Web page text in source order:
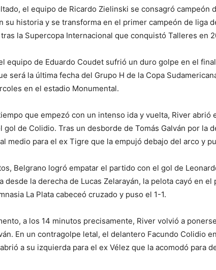
el equipo de Ricardo Zielinski se consagró campeón
su historia y se transforma en el primer campeón de liga
la Supercopa Internacional que conquistó Talleres en
equipo de Eduardo Coudet sufrió un duro golpe en el
será la última fecha del Grupo H de la Copa
en el estadio Monumental.
que empezó con un intenso ida y vuelta, River abrió
gol de Colidio. Tras un desborde de Tomás Galván por la
medio para el ex Tigre que la empujó debajo del arco y
Belgrano logró empatar el partido con el gol de
desde la derecha de Lucas Zelarayán, la pelota cayó en
La Plata cabeceó cruzado y puso el 1-1.
a los 14 minutos precisamente, River volvió a
En un contragolpe letal, el delantero Facundo Colidio
a su izquierda para el ex Vélez que la acomodó para